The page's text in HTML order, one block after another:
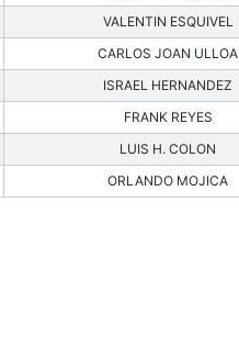
VALENTIN ESQUIVEL
CARLOS JOAN ULLOA
ISRAEL HERNANDEZ
FRANK REYES
LUIS H. COLON
ORLANDO MOJICA